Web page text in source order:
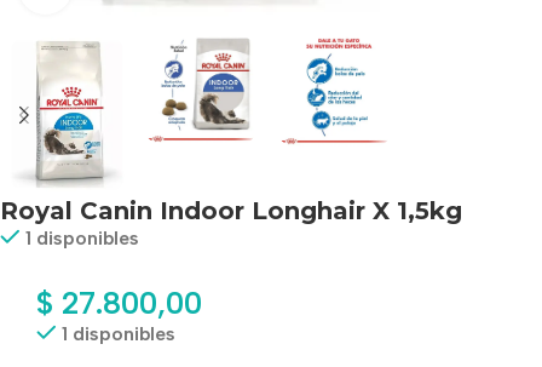
Royal Canin Indoor Longhair X 1,5kg
1 disponibles
$ 27.800,00
1 disponibles